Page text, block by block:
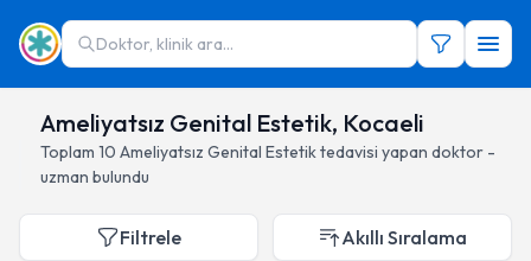
Doktor, klinik ara...
Ameliyatsız Genital Estetik, Kocaeli
Toplam 10 Ameliyatsız Genital Estetiktedavisi yapan doktor -
uzman bulundu
Filtrele Akıllı Sıralama